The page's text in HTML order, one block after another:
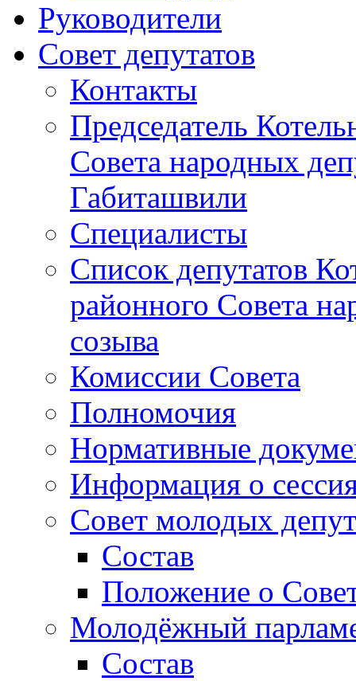
Руководители
Совет депутатов
Контакты
Председатель
Совета народных
Габиташвили
Специалисты
Список депутатов
районного Совета
созыва
Комиссии Совета
Полномочия
Нормативные
Информация о
Совет молодых
Состав
Положение о
Молодёжный
Состав